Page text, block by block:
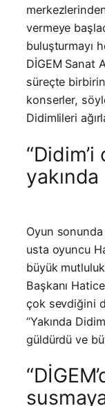
vermeye
buluşturmayı
DİGEM Sanat
süreçte
konserler,
Didimlileri
Oyun
usta oyuncu
büyük
Başkanı
çok sevdiğini
“Yakında
güldürdü ve